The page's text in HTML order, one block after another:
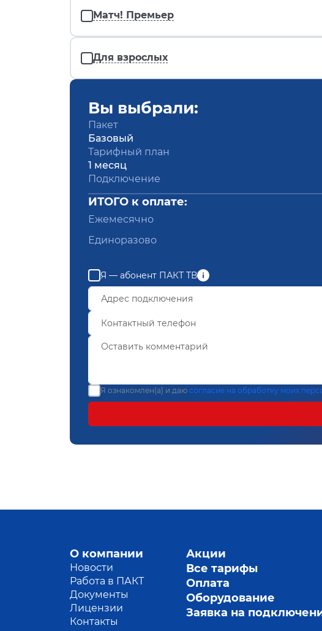
Матч! Премьер
Для взрослых
Вы выбрали:
Пакет
Базовый
Тарифный план
1 месяц
Подключение
ИТОГО к оплате:
Ежемесячно
Единоразово
Я — абонент ПАКТ ТВ
Я ознакомлен(а) и даю согласие на обработку моих
О компании
Новости
Работа в ПАКТ
Документы
Лицензии
Контакты
Акции
Все тарифы
Оплата
Оборудование
Заявка на